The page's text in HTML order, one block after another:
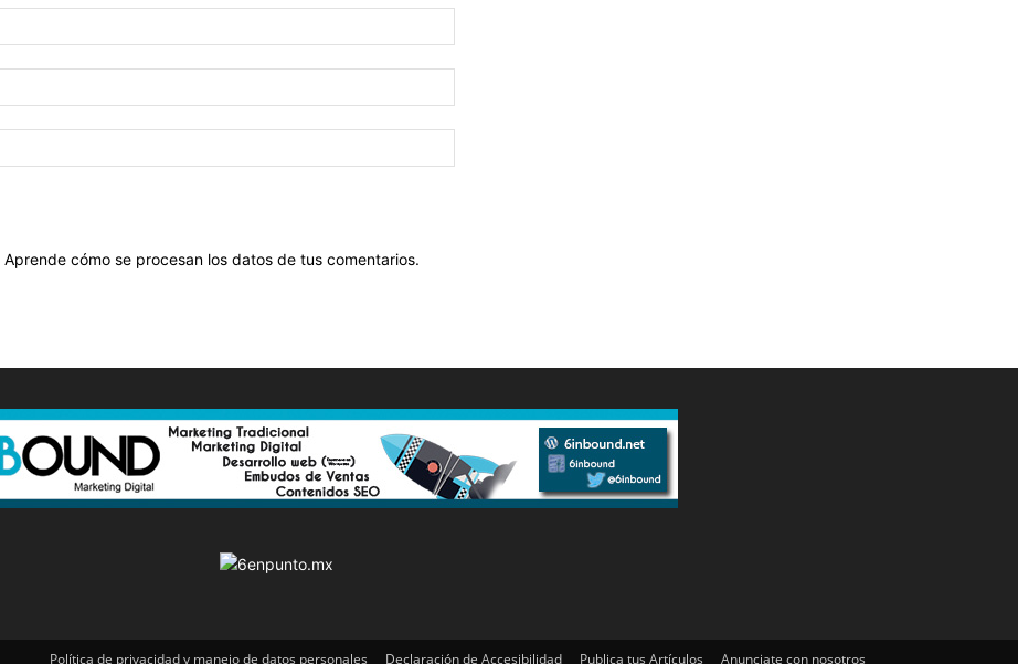
Aprende cómo se procesan los datos de tus comentarios.
Política de privacidad y manejo de datos personales Declaración de Accesibilidad Publica tus Artículos Anunciate con nosotros